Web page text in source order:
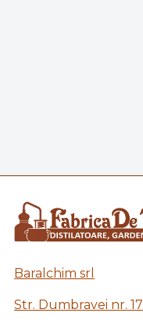
Baralchim srl
Str. Dumbravei nr. 17